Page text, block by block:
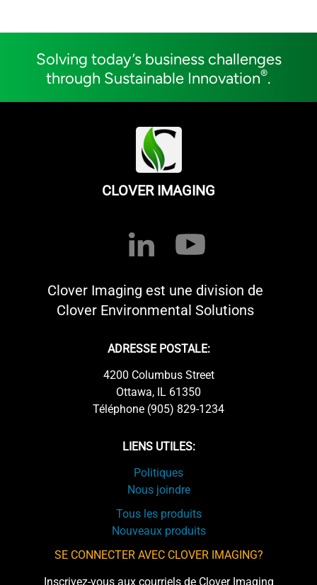
Solving today’s business challenges
through Sustainable Innovation®.
CLOVER IMAGING
Clover Imaging est une division de
Clover Environmental Solutions
ADRESSE POSTALE:
4200 Columbus Street
Ottawa, IL 61350
Téléphone (905) 829-1234
LIENS UTILES:
Politiques
Nous joindre
Tous les produits
Nouveaux produits
SE CONNECTER AVEC CLOVER IMAGING?
Inscrivez-vous aux courriels de Clover Imaging